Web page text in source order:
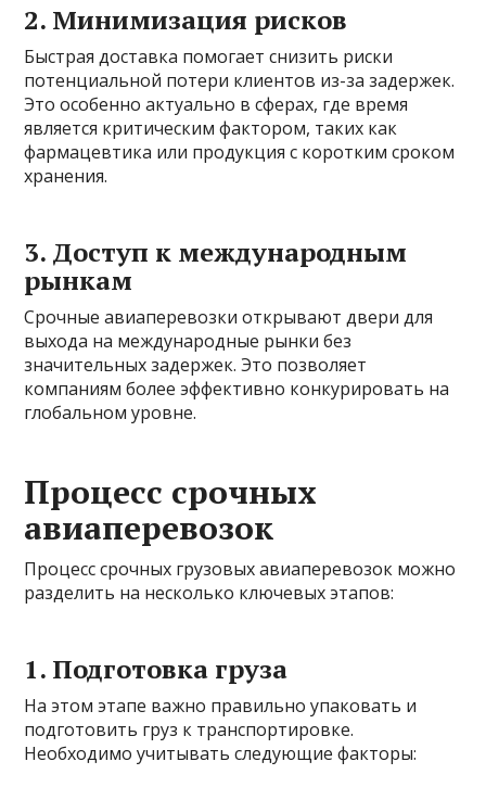
2. Минимизация рисков
Быстрая доставка помогает снизить риски
потенциальной потери клиентов из-за задержек.
Это особенно актуально в сферах, где время
является критическим фактором, таких как
фармацевтика или продукция с коротким сроком
хранения.
3. Доступ к международным
рынкам
Срочные авиаперевозки открывают двери для
выхода на международные рынки без
значительных задержек. Это позволяет
компаниям более эффективно конкурировать на
глобальном уровне.
Процесс срочных
авиаперевозок
Процесс срочных грузовых авиаперевозок можно
разделить на несколько ключевых этапов:
1. Подготовка груза
На этом этапе важно правильно упаковать и
подготовить груз к транспортировке.
Необходимо учитывать следующие факторы: